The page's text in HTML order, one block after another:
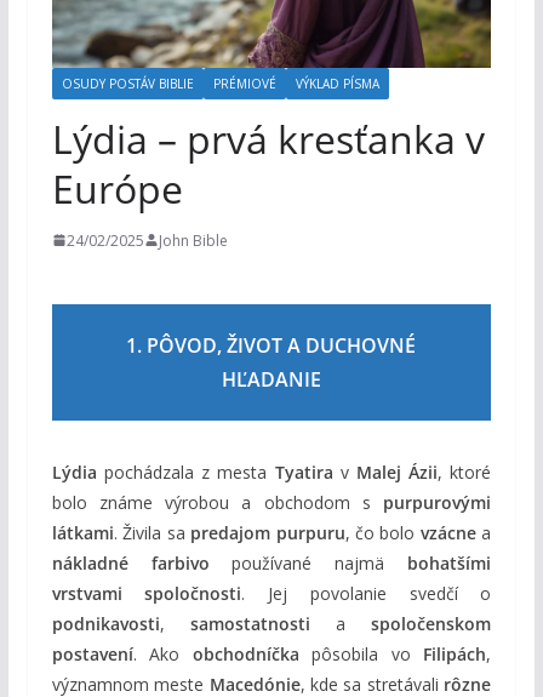
m
OSUDY POSTÁV BIBLIE PRÉMIOVÉ VÝKLAD PÍSMA
Lýdia – prvá kresťanka v
Európe
24/02/2025 John Bible
1. PÔVOD, ŽIVOT A DUCHOVNÉ
HĽADANIE
Lýdia pochádzala z mesta Tyatira v Malej Ázii, ktoré
bolo známe výrobou a obchodom s purpurovými
látkami. Živila sa predajom purpuru, čo bolo vzácnea
nákladné farbivo používané najmä bohatšími
vrstvami spoločnosti. Jej povolanie svedčí o
podnikavosti, samostatnosti aspoločenskom
postavení. Ako obchodníčka pôsobila vo Filipách,
významnom meste Macedónie, kde sa stretávali rôzne